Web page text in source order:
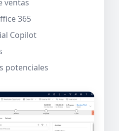
ventas
365
Copilot
potenciales